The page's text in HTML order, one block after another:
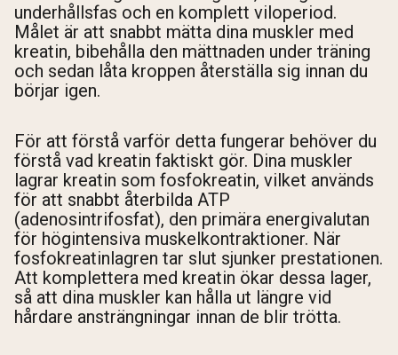
underhållsfas och en komplett viloperiod.
Målet är att snabbt mätta dina muskler med
kreatin, bibehålla den mättnaden under träning
och sedan låta kroppen återställa sig innan du
börjar igen.
För att förstå varför detta fungerar behöver du
förstå vad kreatin faktiskt gör. Dina muskler
lagrar kreatin som fosfokreatin, vilket används
för att snabbt återbilda ATP
(adenosintrifosfat), den primära energivalutan
för högintensiva muskelkontraktioner. När
fosfokreatinlagren tar slut sjunker prestationen.
Att komplettera med kreatin ökar dessa lager,
så att dina muskler kan hålla ut längre vid
hårdare ansträngningar innan de blir trötta.